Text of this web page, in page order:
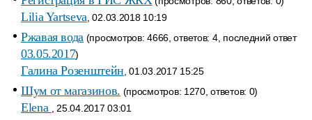
Lilia Yartseva , 02.03.2018 10:19
Ржавая вода (просмотров: 4666, ответов: 4, последний ответ
03.05.2017)
Галина Розенштейн , 01.03.2017 15:25
Шум от магазинов. (просмотров: 1270, ответов: 0)
Elena , 25.04.2017 03:01